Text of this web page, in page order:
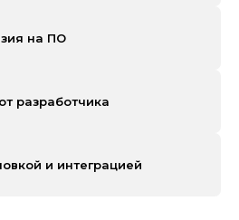
на ПО
разработчика
и интеграцией